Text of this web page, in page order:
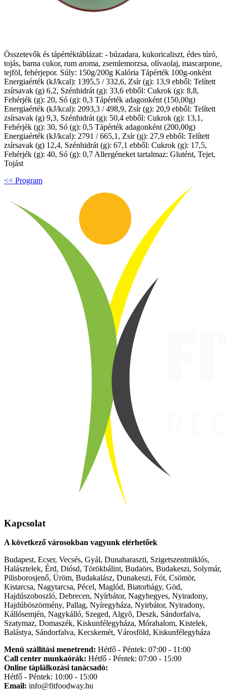
Összetevők és tápértéktáblázat: - búzadara, kukoricaliszt, édes túró,
tojás, barna cukor, rum aroma, zsemlemorzsa, olívaolaj, mascarpone,
tejföl, fehérjepor. Súly: 150g/200g Kalória Tápérték 100g-onként
Energiaérték (kJ/kcal): 1395,5 / 332,6, Zsír (g): 13,9 ebből: Telített
zsírsavak (g) 6,2, Szénhidrát (g): 33,6 ebből: Cukrok (g): 8,8,
Fehérjék (g): 20, Só (g): 0,3 Tápérték adagonként (150,00g)
Energiaérték (kJ/kcal): 2093,3 / 498,9, Zsír (g): 20,9 ebből: Telített
zsírsavak (g) 9,3, Szénhidrát (g): 50,4 ebből: Cukrok (g): 13,1,
Fehérjék (g): 30, Só (g): 0,5 Tápérték adagonként (200,00g)
Energiaérték (kJ/kcal): 2791 / 665,1, Zsír (g): 27,9 ebből: Telített
zsírsavak (g) 12,4, Szénhidrát (g): 67,1 ebből: Cukrok (g): 17,5,
Fehérjék (g): 40, Só (g): 0,7 Allergéneket tartalmaz: Glutént, Tejet,
Tojást
<< Program
Kapcsolat
A következő városokban vagyunk elérhetőek
Budapest, Ecser, Vecsés, Gyál, Dunaharaszti, Szigetszentmiklós,
Halásztelek, Érd, Diósd, Törökbálint, Budaörs, Budakeszi, Solymár,
Pilisborosjenő, Üröm, Budakalász, Dunakeszi, Fót, Csömör,
Kistarcsa, Nagytarcsa, Pécel, Maglód, Biatorbágy, Göd,
Hajdúszoboszló, Debrecen, Nyírbátor, Nagyhegyes, Nyiradony,
Hajdúböszörmény, Pallag, Nyíregyháza, Nyirbátor, Nyiradony,
Kállósemjén, Nagykálló, Szeged, Algyõ, Deszk, Sándorfalva,
Szatymaz, Domaszék, Kiskunfélegyháza, Mórahalom, Kistelek,
Balástya, Sándorfalva, Kecskemét, Városföld, Kiskunfélegyháza
Menü szállítási menetrend: Hétfő - Péntek: 07:00 - 11:00
Call center munkaórák: Hétfő - Péntek: 07:00 - 15:00
Online tàplàlkozàsi tanàcsadò:
Hétfő - Péntek: 10:00 - 15:00
Email: info@fitfoodway.hu